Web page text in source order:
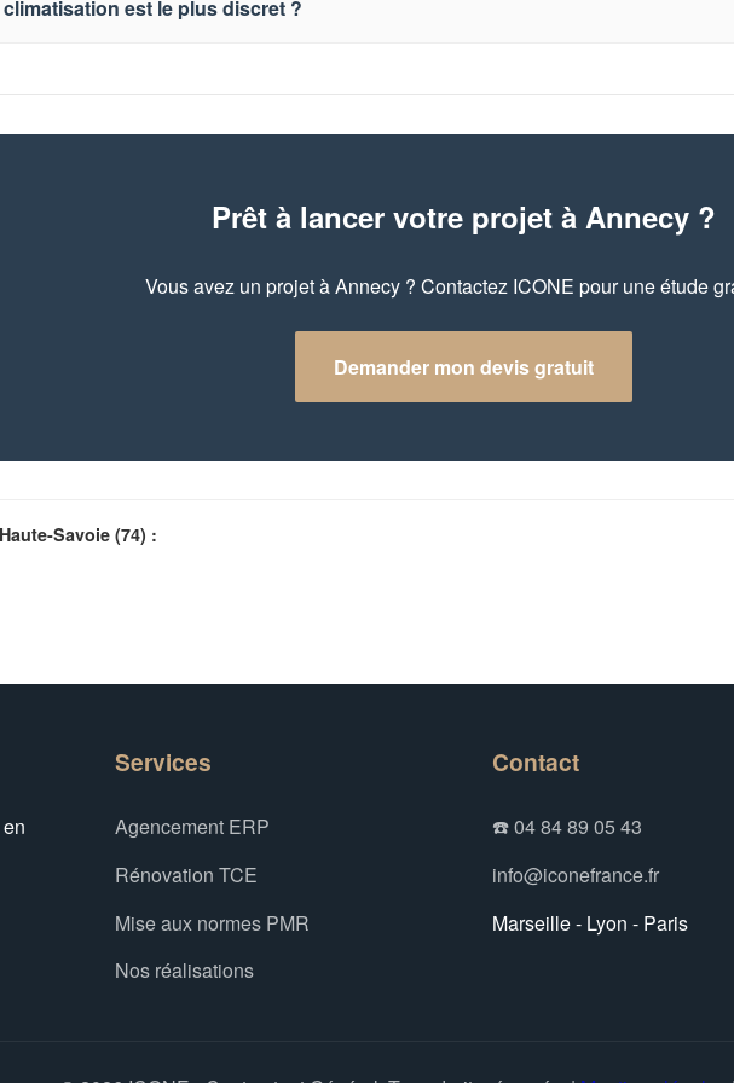
est le plus discret ?
Prêt à lancer votre projet à Annecy ?
Vous avez un projet à Annecy ? Contactez ICONE pour une étude
Demander mon devis gratuit
Savoie (74) :
Services
Agencement ERP
Rénovation TCE
Mise aux normes PMR
Nos réalisations
Contact
☎️ 04 84 89 05 43
info@iconefrance.fr
Marseille - Lyon - Paris